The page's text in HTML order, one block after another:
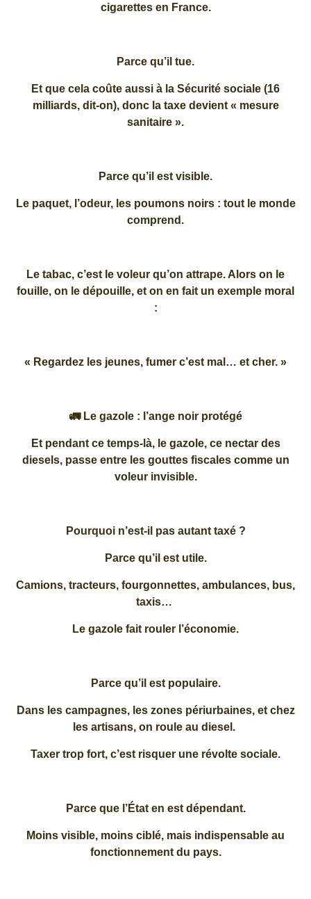
cigarettes en France.
Parce qu’il tue.
Et que cela coûte aussi à la Sécurité sociale (16
milliards, dit-on), donc la taxe devient « mesure
sanitaire ».
Parce qu’il est visible.
Le paquet, l’odeur, les poumons noirs : tout le monde
comprend.
Le tabac, c’est le voleur qu’on attrape. Alors on le
fouille, on le dépouille, et on en fait un exemple moral
:
« Regardez les jeunes, fumer c’est mal… et cher. »
🚛 Le gazole : l’ange noir protégé
Et pendant ce temps-là, le gazole, ce nectar des
diesels, passe entre les gouttes fiscales comme un
voleur invisible.
Pourquoi n’est-il pas autant taxé ?
Parce qu’il est utile.
Camions, tracteurs, fourgonnettes, ambulances, bus,
taxis…
Le gazole fait rouler l’économie.
Parce qu’il est populaire.
Dans les campagnes, les zones périurbaines, et chez
les artisans, on roule au diesel.
Taxer trop fort, c’est risquer une révolte sociale.
Parce que l’État en est dépendant.
Moins visible, moins ciblé, mais indispensable au
fonctionnement du pays.